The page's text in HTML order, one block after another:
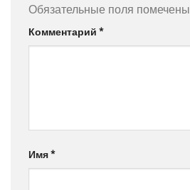
Обязательные поля помечены
Комментарий *
Имя*